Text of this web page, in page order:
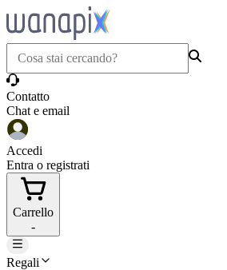
Contatto
Chat e email
Accedi
Entra o registrati
Carrello
-
Regali